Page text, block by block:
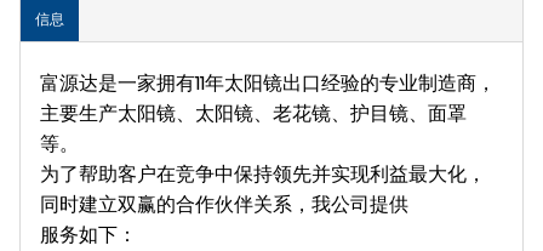
信息
富源达是一家拥有11年太阳镜出口经验的专业制造商，
主要生产太阳镜、太阳镜、老花镜、护目镜、面罩
等。
为了帮助客户在竞争中保持领先并实现利益最大化，
同时建立双赢的合作伙伴关系，我公司提供
服务如下：